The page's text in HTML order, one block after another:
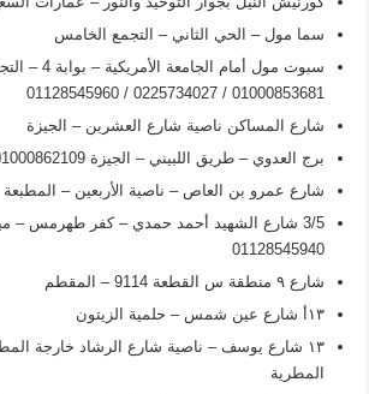
سما مول – الحي الثاني – التجمع الخامس
سبوت مول أمام
01000853681 / 0225734027 / 01128545960
شارع المساكن ناصية شارع العشرين – الجيزة
برج العدوي – طريق اللبيني – الجيزة 01000862109
شارع عمرو بن العاص – ناصية الأربعين – المطبعة
3/5 شارع الشهيد أحمد حمدي – كفر طهرمس –
01128545940
شارع ۹ منطقة س القطعة 9114 – المقطم
۱۳أ شارع عين شمس – حلمية الزيتون
۱۳ شارع يوسف – ناصية شارع الرشاد خارجة
المطرية